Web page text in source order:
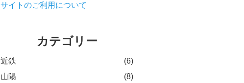
サイトのご利用について
カテゴリー
近鉄
(6)
山陽
(8)